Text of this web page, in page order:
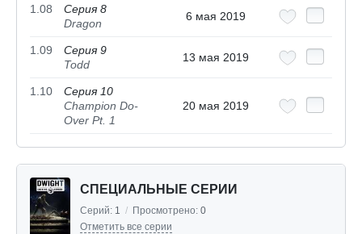
1.08
Серия 8
Dragon
6 мая 2019
1.09
Серия 9
Todd
13 мая 2019
1.10
Серия 10
Champion Do-
Over Pt. 1
20 мая 2019
СПЕЦИАЛЬНЫЕ СЕРИИ
Серий: 1 / Просмотрено: 0
Отметить все серии